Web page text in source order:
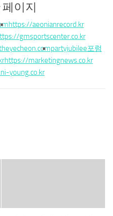
이지
https://aeonianrecord.kr
gmsportscenter.co.kr
partyjubilee포럼
https://marketingnews.co.kr
young.co.kr